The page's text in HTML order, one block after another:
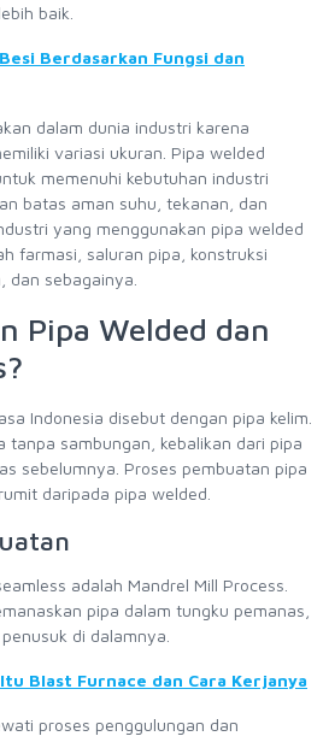
baik.
Berdasarkan Fungsi dan
dalam dunia industri karena
variasi ukuran. Pipa welded
memenuhi kebutuhan industri
batas aman suhu, tekanan, dan
yang menggunakan pipa welded
farmasi, saluran pipa, konstruksi
dan sebagainya.
Pipa Welded dan
Indonesia disebut dengan pipa kelim.
tanpa sambungan, kebalikan dari pipa
sebelumnya. Proses pembuatan pipa
daripada pipa welded.
adalah Mandrel Mill Process.
pipa dalam tungku pemanas,
di dalamnya.
Blast Furnace dan Cara Kerjanya
proses penggulungan dan